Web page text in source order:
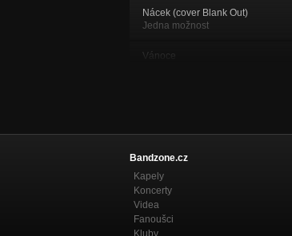
Nácek (cover Blank Out)
Jedna možnost
Vánoce
Jedna možnost
Studánka
Jedna možnost
Proč řveš
Bandzone.cz
Kapely
Koncerty
Videa
Fanoušci
Kluby